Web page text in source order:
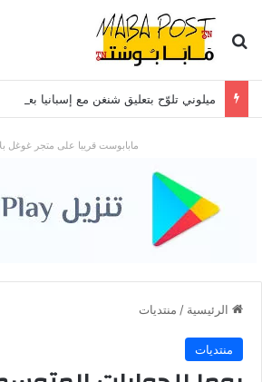
بحث عن
ميلوني تلوّح بتعليق شنغن مع إسبانيا بعد
مابابوست قريبا على متجر غوغل
الرئيسية / منتديات
منتديات